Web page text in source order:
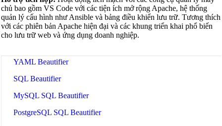
SCSS Beautifier
JSON Beautifier
YAML Beautifier
SQL Beautifier
MySQL SQL Beautifier
PostgreSQL SQL Beautifier
chủ bao gồm VS Code với các tiện ích mở rộng Apache, hệ thống
quản lý cấu hình như Ansible và bảng điều khiển lưu trữ. Tương thích
với các phiên bản Apache hiện đại và các khung triển khai phổ biến
cho lưu trữ web và ứng dụng doanh nghiệp.